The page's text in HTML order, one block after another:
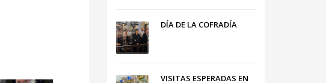
DÍA DE LA COFRADÍA
VISITAS ESPERADAS EN